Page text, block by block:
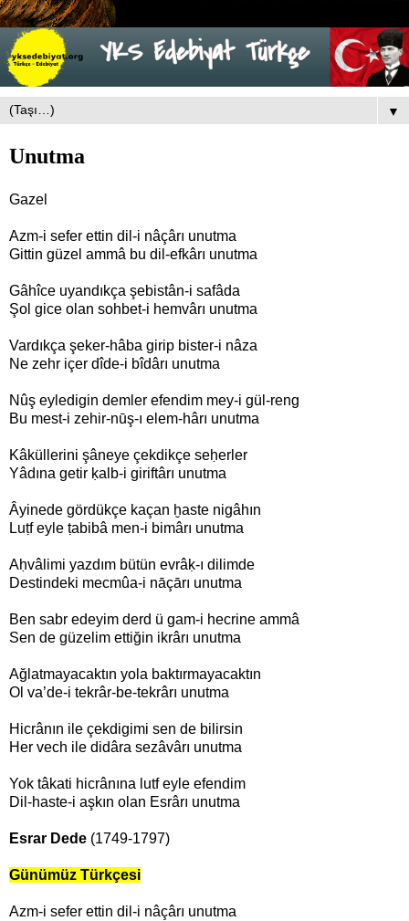
▼
Unutma
Gazel
Azm-i sefer ettin dil-i nâçârı unutma
Gittin güzel ammâ bu dil-efkârı unutma
Gâhîce uyandıkça şebistân-i safâda
Şol gice olan sohbet-i hemvârı unutma
Vardıkça şeker-hâba girip bister-i nâza
Ne zehr içer dîde-i bîdârı unutma
Nûş eyledigin demler efendim mey-i gül-reng
Bu mest-i zehir-nūş-ı elem-hârı unutma
Kâküllerini şâneye çekdikçe seḥerler
Yâdına getir ḳalb-i giriftârı unutma
Âyinede gördükçe kaçan ḫaste nigâhın
Luṭf eyle ṭabibâ men-i bimârı unutma
Aḥvâlimi yazdım bütün evrâḳ-ı dilimde
Destindeki mecmûa-i nāçārı unutma
Ben sabr edeyim derd ü gam-i hecrine ammâ
Sen de güzelim ettiğin ikrârı unutma
Ağlatmayacaktın yola baktırmayacaktın
Ol va’de-i tekrâr-be-tekrârı unutma
Hicrânın ile çekdigimi sen de bilirsin
Her vech ile didâra sezâvârı unutma
Yok tâkati hicrânına lutf eyle efendim
Dil-haste-i aşkın olan Esrârı unutma
Esrar Dede (1749-1797)
Günümüz Türkçesi
Azm-i sefer ettin dil-i nâçârı unutma